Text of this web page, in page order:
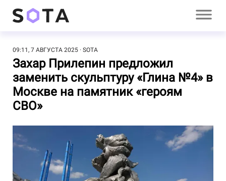
09:11, 7 АВГУСТА 2025 SOTA
Захар Прилепин предложил
заменить скульптуру «Глина №4» в
Москве на памятник «героям
СВО»